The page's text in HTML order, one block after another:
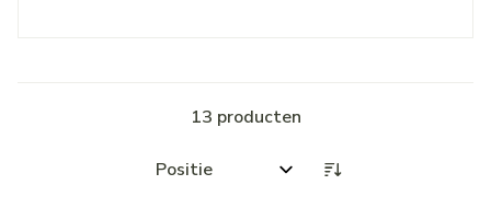
13 producten
Sorteer op: